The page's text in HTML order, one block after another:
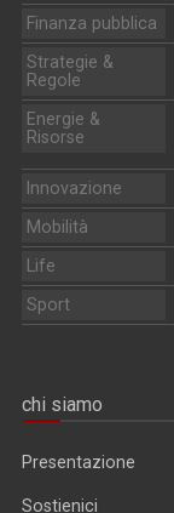
Finanza pubblica
Strategie &
Regole
Energie &
Risorse
Innovazione
Mobilità
Life
Sport
chi siamo
Presentazione
Sostienici